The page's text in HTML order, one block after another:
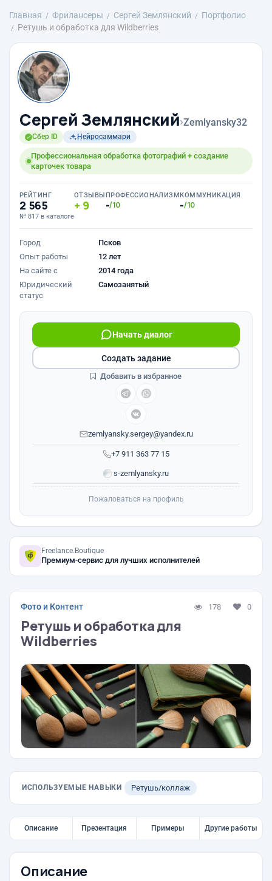
Главная Фрилансеры Сергей Землянский
Портфолио
Ретушь и обработка для Wildberries
Сергей Землянский›Zemlyansky32
Сбер ID Нейросаммари
Профессиональная обработка фотографий + создание
карточек товара
РЕЙТИНГ
2 565
№ 817 в каталоге
ОТЗЫВЫ
9
ПРОФЕССИОНАЛИЗМ
-/10
КОММУНИКАЦИЯ
-/10
Город
Псков
Опыт работы
12 лет
На сайте с
2014 года
Юридический
статус
Самозанятый
+7 911 363 77 15
Начать диалог
zemlyansky.sergey@yandex.ru
s-zemlyansky.ru
Создать задание
Добавить в избранное
Пожаловаться на профиль
Freelance.Boutique
Премиум-сервис для лучших исполнителей
Фото и Контент 178 0
Ретушь и обработка для
Wildberries
ИСПОЛЬЗУЕМЫЕ НАВЫКИ Ретушь/коллаж
Описание Презентация Примеры Другие работы
Описание